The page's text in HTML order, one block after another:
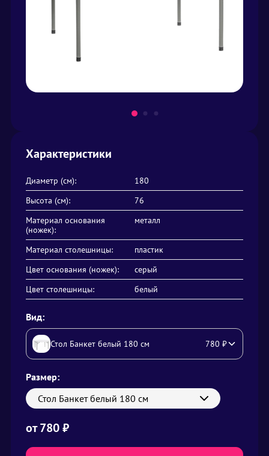
Характеристики
Диаметр (см):
180
Высота (см):
76
Материал основания
(ножек):
металл
Материал столешницы:
пластик
Цвет основания (ножек):
серый
Цвет столешницы:
белый
Вид:
Стол Банкет белый 180 см 780 ₽
Размер:
Стол Банкет белый 180 см
от780₽